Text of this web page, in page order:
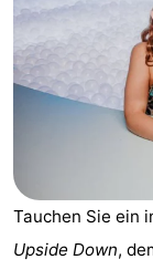
(mit
Frühstück)
Lastminutes
Museen
Sehen
&
-
Tauchen Sie ein
Upside Down,